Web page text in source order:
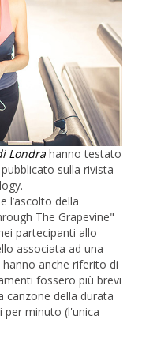
Londra hanno testato
sulla rivista
l’ascolto della
The Grapevine"
partecipanti allo
associata ad una
anche riferito di
fossero più brevi
canzone della durata
minuto (l'unica